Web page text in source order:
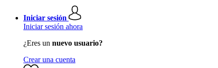
Iniciar sesión
Iniciar sesión ahora
¿Eres un nuevo usuario?
Crear una cuenta